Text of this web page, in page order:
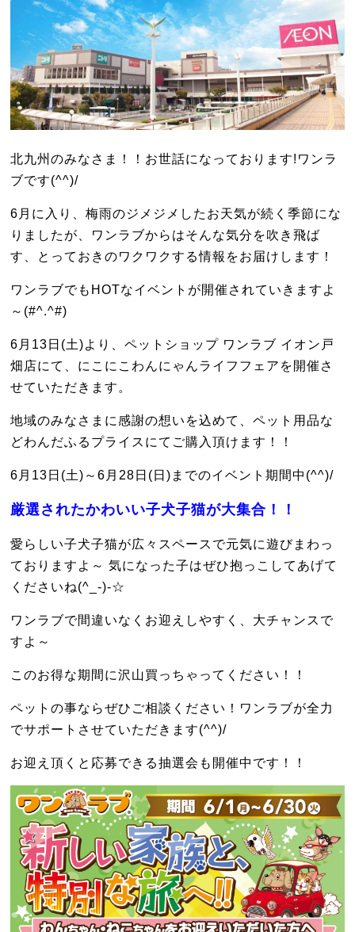
北九州のみなさま！！お世話になっております!ワンラ
ブです(^^)/
6月に入り、梅雨のジメジメしたお天気が続く季節にな
りましたが、ワンラブからはそんな気分を吹き飛ば
す、とっておきのワクワクする情報をお届けします！
ワンラブでもHOTなイベントが開催されていきますよ
～(#^.^#)
6月13日(土)より、ペットショップ ワンラブ イオン戸
畑店にて、にこにこわんにゃんライフフェアを開催さ
せていただきます。
地域のみなさまに感謝の想いを込めて、ペット用品な
どわんだふるプライスにてご購入頂けます！！
6月13日(土)～6月28日(日)までのイベント期間中(^^)/
厳選されたかわいい子犬子猫が大集合！！
愛らしい子犬子猫が広々スペースで元気に遊びまわっ
ておりますよ～ 気になった子はぜひ抱っこしてあげて
くださいね(^_-)-☆
ワンラブで間違いなくお迎えしやすく、大チャンスで
すよ～
このお得な期間に沢山買っちゃってください！！
ペットの事ならぜひご相談ください！ワンラブが全力
でサポートさせていただきます(^^)/
お迎え頂くと応募できる抽選会も開催中です！！